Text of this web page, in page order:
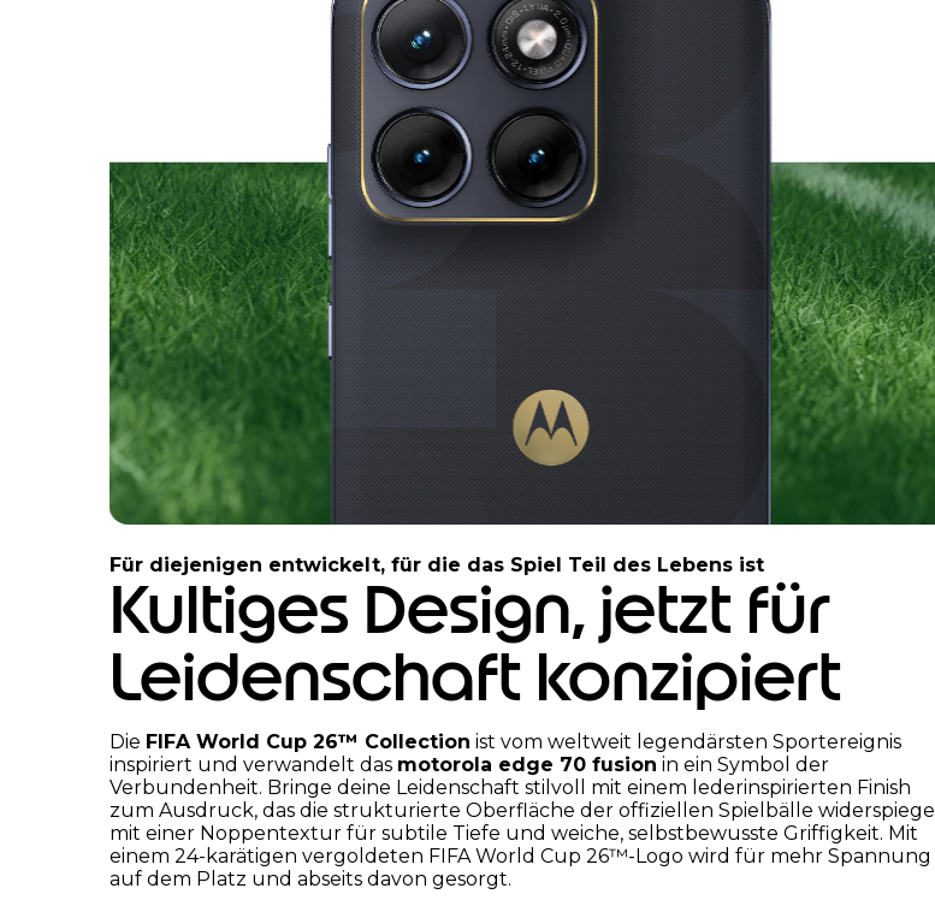
t
e
m
o
3
Für diejenigen entwickelt, für die das Spiel Teil des Lebens ist
Kultiges Design, jetzt für
Leidenschaft konzipiert
Die FIFA World Cup 26™ Collection ist vom weltweit legendärsten Sportereignis
inspiriert und verwandelt das motorola edge 70 fusion in ein Symbol der
Verbundenheit. Bringe deine Leidenschaft stilvoll mit einem lederinspirierten Finish
zum Ausdruck, das die strukturierte Oberfläche der offiziellen Spielbälle
mit einer Noppentextur für subtile Tiefe und weiche, selbstbewusste Griffigkeit. Mit
einem 24-karätigen vergoldeten FIFA World Cup 26™-Logo wird für mehr Spannung
auf dem Platz und abseits davon gesorgt.